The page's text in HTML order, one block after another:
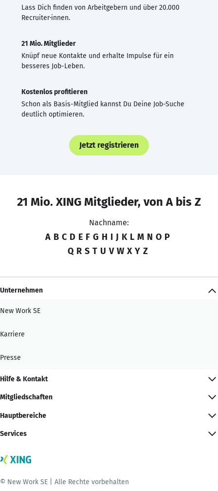
Lass Dich finden von Arbeitgebern und über 20.000
Recruiter·innen.
21 Mio. Mitglieder
Knüpf neue Kontakte und erhalte Impulse für ein
besseres Job-Leben.
Kostenlos profitieren
Schon als Basis-Mitglied kannst Du Deine Job-Suche
deutlich optimieren.
Jetzt registrieren
21 Mio. XING Mitglieder, von A bis Z
Nachname:
A B C D E F G H I J K L M N O P
Q R S T U V W X Y Z
Unternehmen
New Work SE
Karriere
Presse
Hilfe & Kontakt
Mitgliedschaften
Hauptbereiche
Services
© New Work SE | Alle Rechte vorbehalten